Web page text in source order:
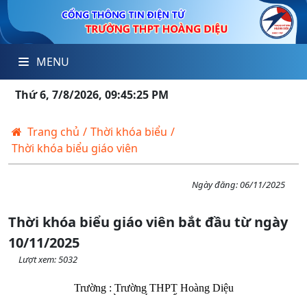
MENU
Thứ 6, 7/8/2026, 09:45:25 PM
Trang chủ / Thời khóa biểu /
Thời khóa biểu giáo viên
Ngày đăng:06/11/2025
Thời khóa biểu giáo viên bắt đầu từ ngày
10/11/2025
Lượt xem: 5032